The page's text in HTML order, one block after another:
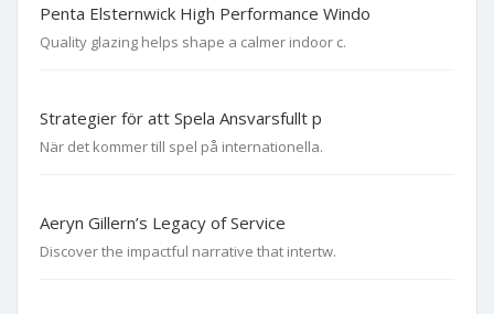
Penta Elsternwick High Performance Windo
Quality glazing helps shape a calmer indoor c.
Strategier för att Spela Ansvarsfullt p
När det kommer till spel på internationella.
Aeryn Gillern’s Legacy of Service
Discover the impactful narrative that intertw.